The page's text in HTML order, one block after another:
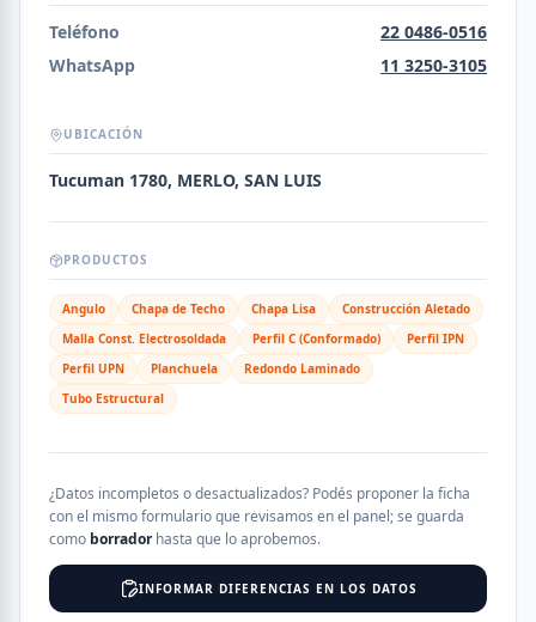
Teléfono
22 0486-0516
WhatsApp
11 3250-3105
UBICACIÓN
Tucuman 1780, MERLO, SAN LUIS
PRODUCTOS
Angulo Chapa de Techo Chapa Lisa
Construcción Aletado
Malla Const. Electrosoldada
Perfil C (Conformado)
Perfil IPN
Perfil UPN
Planchuela
Redondo Laminado
Tubo Estructural
¿Datos incompletos o desactualizados? Podés proponer la ficha
con el mismo formulario que revisamos en el panel; se guarda
como borradorhasta que lo aprobemos.
INFORMAR DIFERENCIAS EN LOS DATOS